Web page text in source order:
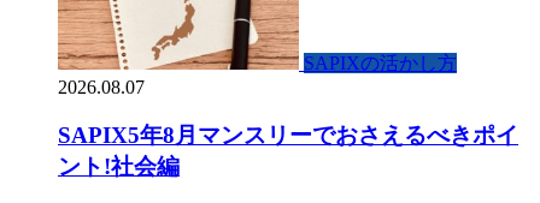
SAPIXの活かし方
2026.08.07
SAPIX5年8月マンスリーでおさえるべきポイ
ント!社会編